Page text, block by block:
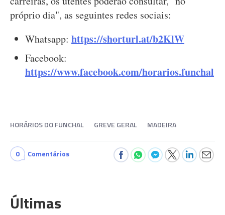
próprio dia", as seguintes redes sociais:
Whatsapp: https://shorturl.at/b2KlW
Facebook:
https://www.facebook.com/horarios.funchal
HORÁRIOS DO FUNCHAL GREVE GERAL MADEIRA
0 Comentários
Últimas